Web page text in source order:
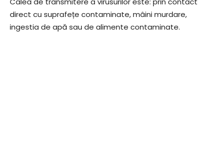
direct cu suprafețe contaminate, mâini murdare,
ingestia de apă sau de alimente contaminate.